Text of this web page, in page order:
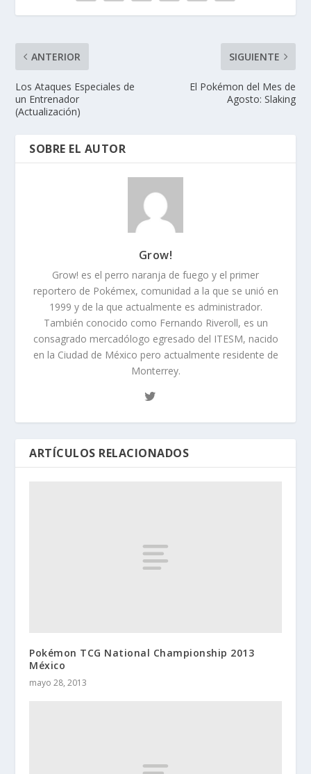
ANTERIOR
Los Ataques Especiales de
un Entrenador
(Actualización)
SIGUIENTE
El Pokémon del Mes de
Agosto: Slaking
SOBRE EL AUTOR
Grow!
Grow! es el perro naranja de fuego y el primer
reportero de Pokémex, comunidad a la que se unió en
1999 y de la que actualmente es administrador.
También conocido como Fernando Riveroll, es un
consagrado mercadólogo egresado del ITESM, nacido
en la Ciudad de México pero actualmente residente de
Monterrey.
ARTÍCULOS RELACIONADOS
Pokémon TCG National Championship 2013
México
mayo 28, 2013